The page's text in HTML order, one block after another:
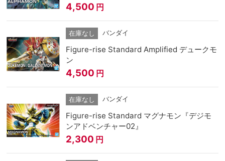
4,500 円
在庫なし バンダイ
Figure-rise Standard Amplified デュークモ
ン
4,500 円
在庫なし バンダイ
Figure-rise Standard マグナモン『デジモ
ンアドベンチャー02』
2,300 円